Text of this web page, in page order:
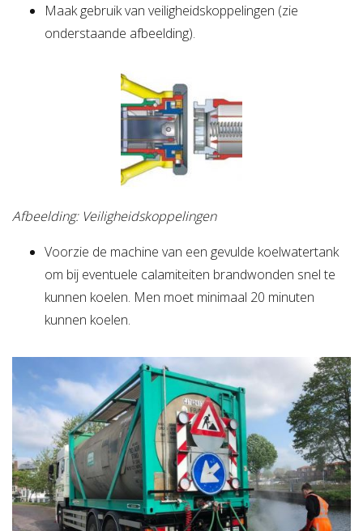
Maak gebruik van veiligheidskoppelingen (zie
onderstaande afbeelding).
Afbeelding: Veiligheidskoppelingen
Voorzie de machine van een gevulde koelwatertank
om bij eventuele calamiteiten brandwonden snel te
kunnen koelen. Men moet minimaal 20 minuten
kunnen koelen.